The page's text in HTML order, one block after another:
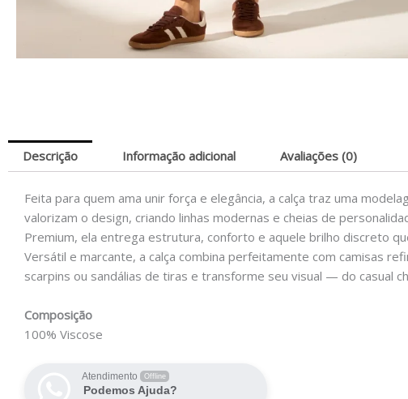
Descrição Informação adicional Avaliações (0)
Feita para quem ama unir força e elegância, a calça traz uma
valorizam o design, criando linhas modernas e cheias de
Premium, ela entrega estrutura, conforto e aquele brilho discreto
Versátil e marcante, a calça combina perfeitamente com camisas
scarpins ou sandálias de tiras e transforme seu visual — do casual
Composição
100% Viscose
Atendimento Offline
Podemos Ajuda?